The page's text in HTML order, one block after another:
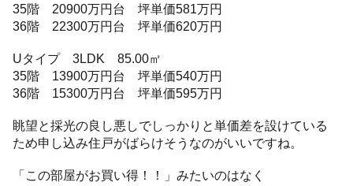
35階 20900万円台 坪単価581万円
36階 22300万円台 坪単価620万円
Uタイプ 3LDK 85.00㎡
35階 13900万円台 坪単価540万円
36階 15300万円台 坪単価595万円
眺望と採光の良し悪しでしっかりと単価差を設けている
ため申し込み住戸がばらけそうなのがいいですね。
「この部屋がお買い得！！」みたいのはなく